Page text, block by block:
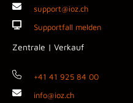
support@ioz.ch
Supportfall melden
Zentrale | Verkauf
+41 41 925 84 00
info@ioz.ch